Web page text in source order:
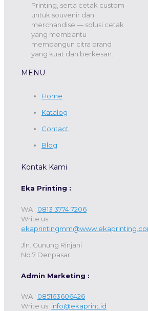
Printing, serta cetak custom
untuk souvenir dan
merchandise — solusi cetak
yang membantu
membangun citra brand
yang kuat dan berkesan.
MENU
Home
Katalog
Contact
Blog
Kontak Kami
Eka Printing :
WA : 0813 3774 7206
Write us:
Jln. Gunung Rinjani
No.7 Denpasar
Admin Marketing :
WA : 085163606426
Write us: info@ekaprint.id